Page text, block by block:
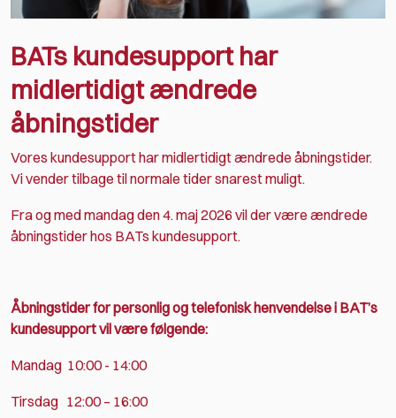
BATs kundesupport har
midlertidigt ændrede
åbningstider
Vores kundesupport har midlertidigt ændrede åbningstider.
Vi vender tilbage til normale tider snarest muligt.
Fra og med mandag den 4. maj 2026 vil der være ændrede
åbningstider hos BATs kundesupport.
Åbningstider for personlig og telefonisk henvendelse i BAT’s
kundesupport vil være følgende:
Mandag 10:00 - 14:00
Tirsdag 12:00 – 16:00